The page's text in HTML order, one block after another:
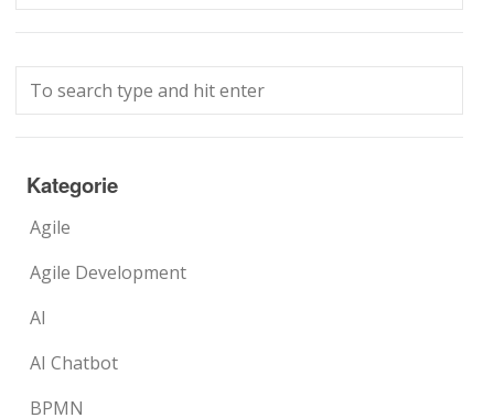
Kategorie
Agile
Agile Development
AI
AI Chatbot
BPMN